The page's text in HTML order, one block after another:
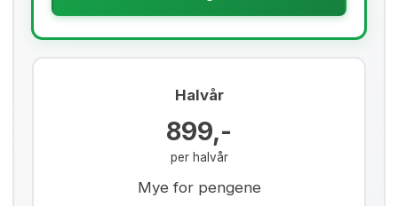
Halvår
899,-
per halvår
Mye for pengene